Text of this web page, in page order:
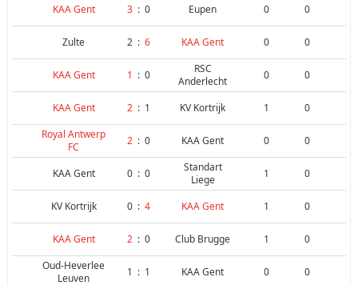
KAA Gent 3 : 0 Eupen 0 0
Zulte 2 : 6 KAA Gent 0 0
KAA Gent 1 : 0
RSC
Anderlecht
0 0
KAA Gent 2 : 1 KV Kortrijk 1
0
Royal Antwerp
FC
2 : 0 KAA Gent 0 0
KAA Gent 0 : 0
Standart
Liege
1 0
KV Kortrijk 0 : 4 KAA Gent 1 0
KAA Gent 2 : 0 Club Brugge 1
0
Oud-Heverlee
Leuven
1 : 1 KAA Gent 0 0